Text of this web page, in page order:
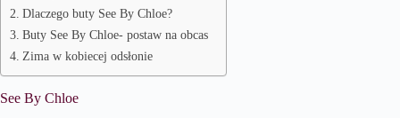
Dlaczego buty See By Chloe?
Buty See By Chloe- postaw na obcas
Zima w kobiecej odsłonie
See By Chloe